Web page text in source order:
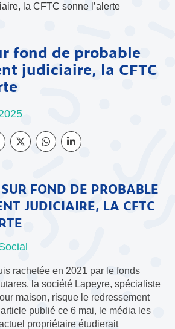
la CFTC sonne l’alerte
fond de probable
judiciaire, la CFTC
FOND DE PROBABLE
JUDICIAIRE, LA CFTC
rachetée en 2021 par le fonds
la société Lapeyre, spécialiste
maison, risque le redressement
publié ce 6 mai, le média les
propriétaire étudierait